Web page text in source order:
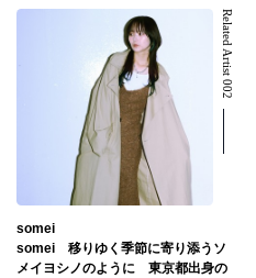
Related Artist 002
somei
somei 移りゆく季節に寄り添うソ
メイヨシノのように 東京都出身の